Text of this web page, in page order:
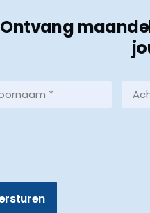
Ontvang